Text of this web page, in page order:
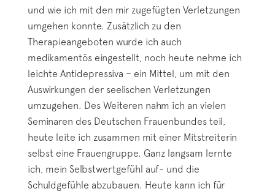
und wie ich mit den mir zugefügten Verletzungen
umgehen konnte. Zusätzlich zu den
Therapieangeboten wurde ich auch
medikamentös eingestellt, noch heute nehme ich
leichte Antidepressiva – ein Mittel, um mit den
Auswirkungen der seelischen Verletzungen
umzugehen. Des Weiteren nahm ich an vielen
Seminaren des Deutschen Frauenbundes teil,
heute leite ich zusammen mit einer Mitstreiterin
selbst eine Frauengruppe. Ganz langsam lernte
ich, mein Selbstwertgefühl auf- und die
Schuldgefühle abzubauen. Heute kann ich für